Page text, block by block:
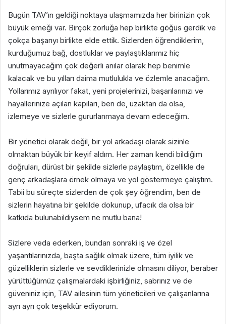
Bugün TAV’ın geldiği noktaya ulaşmamızda her birinizin çok
büyük emeği var. Birçok zorluğa hep birlikte göğüs gerdik ve
çokça başarıyı birlikte elde ettik. Sizlerden öğrendiklerim,
kurduğumuz bağ, dostluklar ve paylaştıklarımız hiç
unutmayacağım çok değerli anılar olarak hep benimle
kalacak ve bu yılları daima mutlulukla ve özlemle anacağım.
Yollarımız ayrılıyor fakat, yeni projelerinizi, başarılarınızı ve
hayallerinize açılan kapıları, ben de, uzaktan da olsa,
izlemeye ve sizlerle gururlanmaya devam edeceğim.
Bir yönetici olarak değil, bir yol arkadaşı olarak sizinle
olmaktan büyük bir keyif aldım. Her zaman kendi bildiğim
doğruları, dürüst bir şekilde sizlerle paylaştım, özellikle de
genç arkadaşlara örnek olmaya ve yol göstermeye çalıştım.
Tabii bu süreçte sizlerden de çok şey öğrendim, ben de
sizlerin hayatına bir şekilde dokunup, ufacık da olsa bir
katkıda bulunabildiysem ne mutlu bana!
Sizlere veda ederken, bundan sonraki iş ve özel
yaşantılarınızda, başta sağlık olmak üzere, tüm iyilik ve
güzelliklerin sizlerle ve sevdiklerinizle olmasını diliyor, beraber
yürüttüğümüz çalışmalardaki işbirliğiniz, sabrınız ve de
güveniniz için, TAV ailesinin tüm yöneticileri ve çalışanlarına
ayrı ayrı çok teşekkür ediyorum.